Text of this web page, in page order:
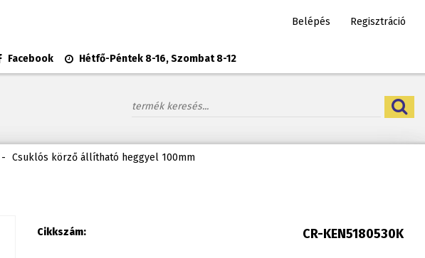
Belépés Regisztráció
Facebook Hétfő-Péntek 8-16, Szombat 8-12
- Csuklós körző állítható heggyel 100mm
Cikkszám: CR-KEN5180530K